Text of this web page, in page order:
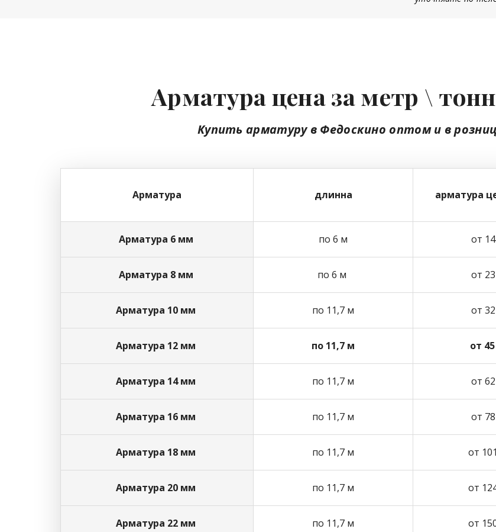
Арматура цена за метр \
Купить арматуру в Федоскино оптоми в
Арматура длинна арматура
Арматура 6 мм по 6 м от
Арматура 8 мм по 6 м от
Арматура 10 мм по 11,7 м от
Арматура 12 мм по 11,7 м от
Арматура 14 мм по 11,7 м от
Арматура 16 мм по 11,7 м от
Арматура 18 мм по 11,7 м от
Арматура 20 мм по 11,7 м от
Арматура 22 мм по 11,7 м от